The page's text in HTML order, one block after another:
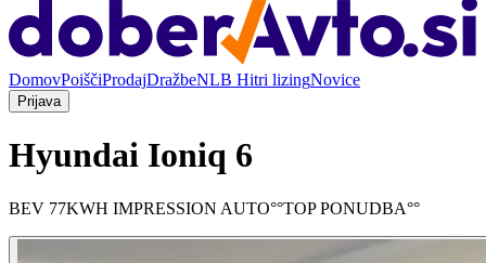
DomovPoiščiProdajDražbeNLB Hitri lizingNovice
Prijava
Hyundai Ioniq 6
BEV 77KWH IMPRESSION AUTO°°TOP PONUDBA°°